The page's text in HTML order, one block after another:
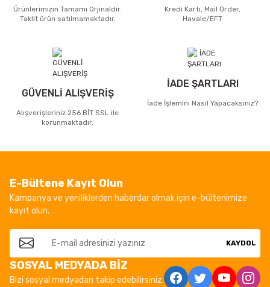
Ürünlerimizin Tamamı Orjinaldir.
Taklit ürün satılmamaktadır.
Kredi Kartı, Mail Order,
Havale/EFT
GÜVENLİ ALIŞVERİŞ
Alışverişleriniz 256 BİT SSL ile
korunmaktadır.
İADE ŞARTLARI
İade İşlemini Nasıl Yapacaksınız?
E-Bültene Kayıt Olun
Kampanya ve yeniliklerden haberdar olmak için e-bültenimize
kayıt olun.
KAYDOL
SOSYAL MEDYADA BİZ
Bizi sosyal medyadan takip edebilirsiniz.